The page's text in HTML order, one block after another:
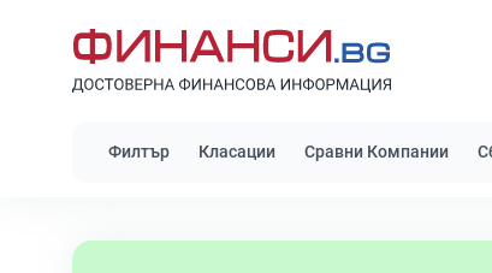
Филтър Класации Сравни Компании